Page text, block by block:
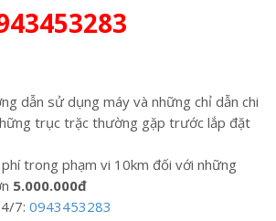
dẫn sử dụng máy và những chỉ dẫn chi
trục trặc thường gặp trước lắp đặt
trong phạm vi 10km đối với những
5.000.000đ
7: 0943453283